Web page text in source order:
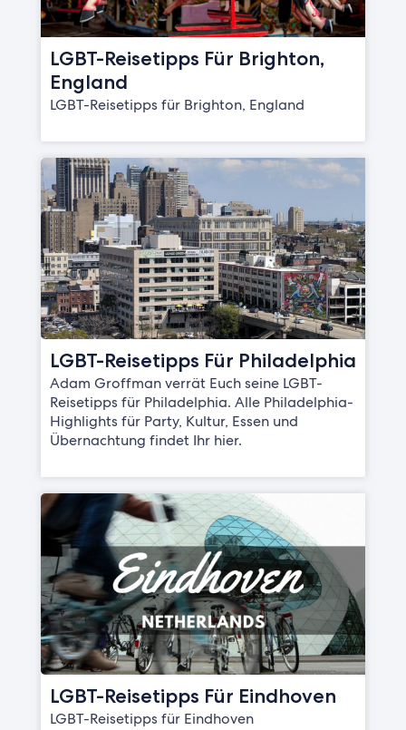
LGBT-Reisetipps Für Brighton,
England
LGBT-Reisetipps für Brighton, England
LGBT-Reisetipps Für Philadelphia
Adam Groffman verrät Euch seine LGBT-
Reisetipps für Philadelphia. Alle Philadelphia-
Highlights für Party, Kultur, Essen und
Übernachtung findet Ihr hier.
LGBT-Reisetipps Für Eindhoven
LGBT-Reisetipps für Eindhoven